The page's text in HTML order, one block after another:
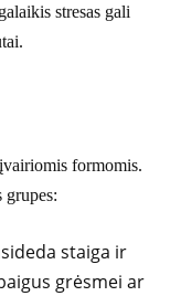
stresas gali
formomis.
grupes:
staiga ir
grėsmei ar